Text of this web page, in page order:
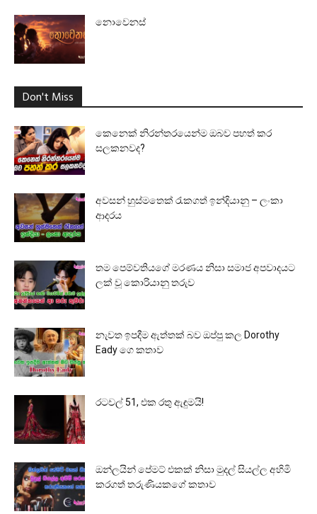
නොවෙනස්
Don't Miss
කෙනෙක් නිරන්තරයෙන්ම ඔබව පහත් කර
සලකනවද?
අවසන් හුස්මතෙක් රැකගත් ඉන්දියානු – ලංකා
ආදරය
තම පෙම්වතියගේ මරණය නිසා සමාජ අපවාදයට
ලක් වූ කොරියානු තරුව
නැවත ඉපදීම ඇත්තක් බව ඔප්පු කල Dorothy
Eady ගෙ කතාව
රටවල් 51, එක රතු ඇඳුමයි!
ඔන්ලයින් පේමට් එකක් නිසා මුදල් සියල්ල අහිමි
කරගත් තරුණියකගේ කතාව